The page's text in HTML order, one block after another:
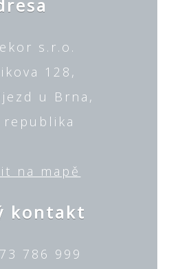
s.r.o.
128,
u Brna,
republika
na mapě
kontakt
786 999